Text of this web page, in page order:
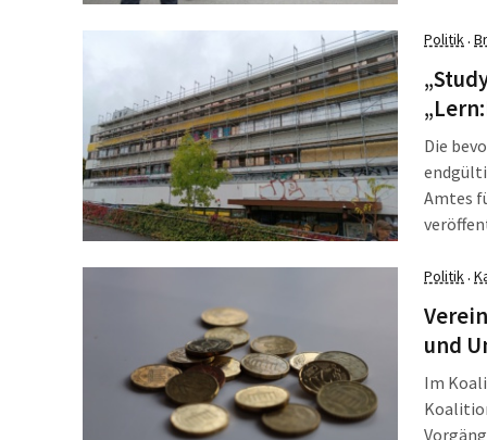
Leipzig,
Politik·
Die
Amtes
aber
Politik·
und
Im